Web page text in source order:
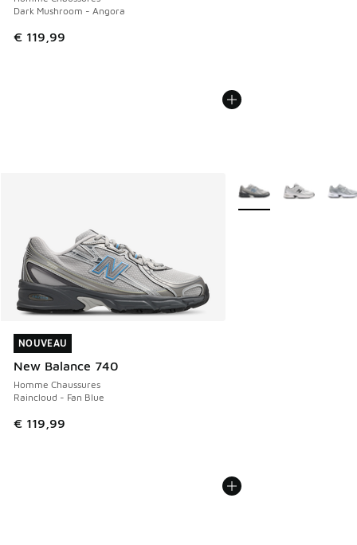
Dark Mushroom - Angora
€ 119,99
NOUVEAU
New Balance 740
Homme Chaussures
Raincloud - Fan Blue
€ 119,99
NOUVEAU
Plus de couleurs